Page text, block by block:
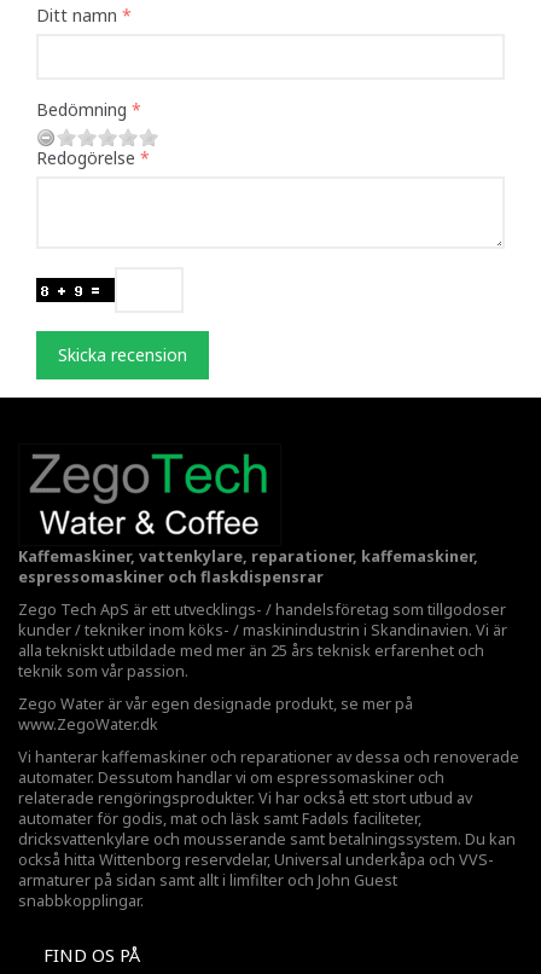
Ditt namn
Bedömning
Redogörelse
Skicka recension
Kaffemaskiner, vattenkylare, reparationer, kaffemaskiner,
espressomaskiner och flaskdispensrar
Zego Tech ApS är ett utvecklings- / handelsföretag som tillgodoser
kunder / tekniker inom köks- / maskinindustrin i Skandinavien. Vi är
alla tekniskt utbildade med mer än 25 års teknisk erfarenhet och
teknik som vår passion.
Zego Water är vår egen designade produkt, se mer på
www.ZegoWater.dk
Vi hanterar kaffemaskiner och reparationer av dessa och renoverade
automater. Dessutom handlar vi om espressomaskiner och
relaterade rengöringsprodukter. Vi har också ett stort utbud av
automater för godis, mat och läsk samt Fadøls faciliteter,
dricksvattenkylare och mousserande samt betalningssystem. Du kan
också hitta Wittenborg reservdelar, Universal underkåpa och VVS-
armaturer på sidan samt allt i limfilter och John Guest
snabbkopplingar.
FIND OS PÅ